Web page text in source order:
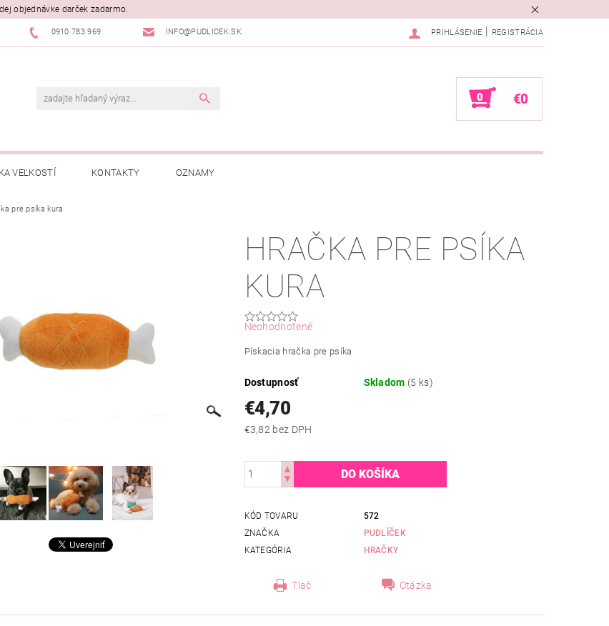
objednávke darček zadarmo.
0910 783 969 INFO@PUDLICEK.SK PRIHLÁSENIE REGISTRÁCIA
0 €0
VEĽKOSTÍ KONTAKTY OZNAMY
pre psíka kura
HRAČKA PRE PSÍKA
KURA
Neohodnotené
Pískacia hračka pre psíka
Dostupnosť Skladom (5 ks)
€4,70
€3,82 bez DPH
KÓD TOVARU
572
ZNAČKA
PUDLÍČEK
KATEGÓRIA
HRAČKY
Tlač Otázka